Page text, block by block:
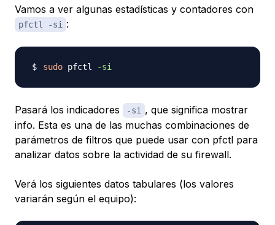
Vamos a ver algunas estadísticas y contadores con
pfctl -si :
sudo pfctl -si
Pasará los indicadores -si , que significa mostrar
info. Esta es una de las muchas combinaciones de
parámetros de filtros que puede usar con pfctl para
analizar datos sobre la actividad de su firewall.
Verá los siguientes datos tabulares (los valores
variarán según el equipo):